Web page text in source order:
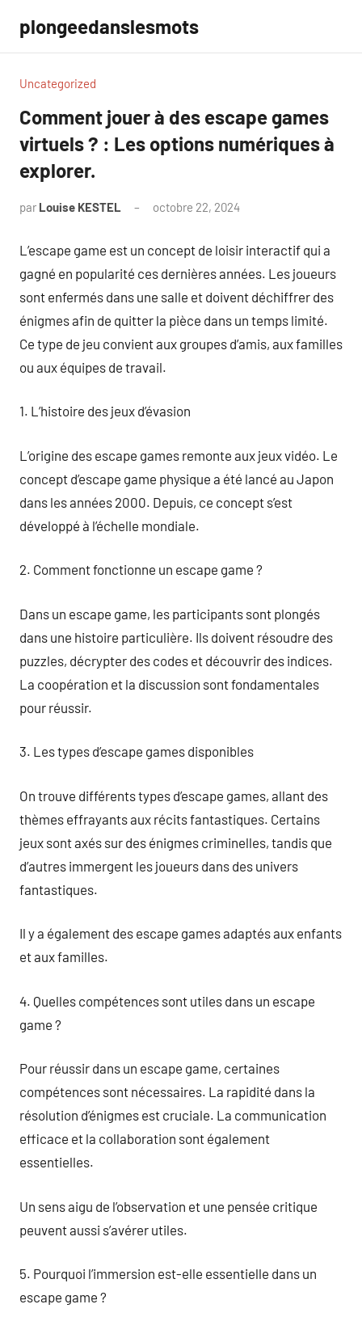
contenu
plongeedanslesmots
Uncategorized
Comment jouer à des escape games
virtuels ? : Les options numériques à
explorer.
par Louise KESTEL octobre 22, 2024
L’escape game est un concept de loisir interactif qui a
gagné en popularité ces dernières années. Les joueurs
sont enfermés dans une salle et doivent déchiffrer des
énigmes afin de quitter la pièce dans un temps limité.
Ce type de jeu convient aux groupes d’amis, aux familles
ou aux équipes de travail.
1. L’histoire des jeux d’évasion
L’origine des escape games remonte aux jeux vidéo. Le
concept d’escape game physique a été lancé au Japon
dans les années 2000. Depuis, ce concept s’est
développé à l’échelle mondiale.
2. Comment fonctionne un escape game ?
Dans un escape game, les participants sont plongés
dans une histoire particulière. Ils doivent résoudre des
puzzles, décrypter des codes et découvrir des indices.
La coopération et la discussion sont fondamentales
pour réussir.
3. Les types d’escape games disponibles
On trouve différents types d’escape games, allant des
thèmes effrayants aux récits fantastiques. Certains
jeux sont axés sur des énigmes criminelles, tandis que
d’autres immergent les joueurs dans des univers
fantastiques.
Il y a également des escape games adaptés aux enfants
et aux familles.
4. Quelles compétences sont utiles dans un escape
game ?
Pour réussir dans un escape game, certaines
compétences sont nécessaires. La rapidité dans la
résolution d’énigmes est cruciale. La communication
efficace et la collaboration sont également
essentielles.
Un sens aigu de l’observation et une pensée critique
peuvent aussi s’avérer utiles.
5. Pourquoi l’immersion est-elle essentielle dans un
escape game ?